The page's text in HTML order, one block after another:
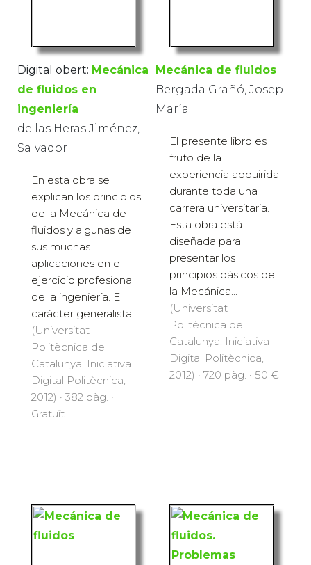
Digital obert: Mecánica
de fluidos en
ingeniería
de las Heras Jiménez,
Salvador
En esta obra se
explican los principios
de la Mecánica de
fluidos y algunas de
sus muchas
aplicaciones en el
ejercicio profesional
de la ingeniería. El
carácter generalista...
(Universitat
Politècnica de
Catalunya. Iniciativa
Digital Politècnica,
2012) · 382 pàg. ·
Gratuït
Mecánica de fluidos
Bergada Grañó, Josep
María
El presente libro es
fruto de la
experiencia adquirida
durante toda una
carrera universitaria.
Esta obra está
diseñada para
presentar los
principios básicos de
la Mecánica...
(Universitat
Politècnica de
Catalunya. Iniciativa
Digital Politècnica,
2012) · 720 pàg. · 50 €